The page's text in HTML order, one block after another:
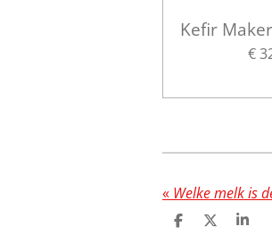
Kefir
€
« Welke melk is
D
D
S